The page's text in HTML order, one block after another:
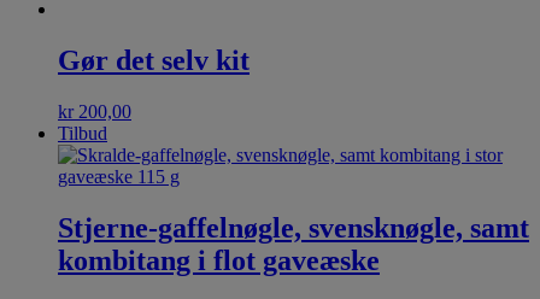
Gør det selv kit
kr 200,00
Tilbud
Stjerne-gaffelnøgle, svensknøgle, samt
kombitang i flot gaveæske